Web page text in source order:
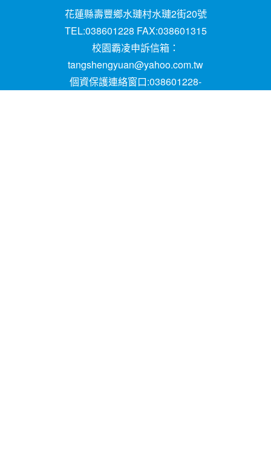
花蓮縣壽豐鄉水璉村水璉2街20號
TEL:038601228 FAX:038601315
校園霸凌申訴信箱：
tangshengyuan@yahoo.com.tw
個資保護連絡窗口:038601228-